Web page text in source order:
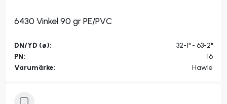
6430 Vinkel 90 gr PE/PVC
DN/YD (ø):
32-1" - 63-2"
PN:
16
Varumärke:
Hawle